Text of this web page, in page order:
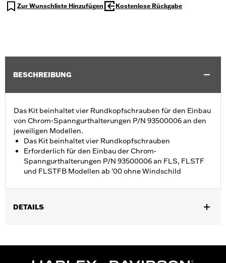
Zur Wunschliste Hinzufügen Kostenlose Rückgabe
BESCHREIBUNG
Das Kit beinhaltet vier Rundkopfschrauben für den Einbau
von Chrom-Spanngurthalterungen P/N 93500006 an den
jeweiligen Modellen.
Das Kit beinhaltet vier Rundkopfschrauben
Erforderlich für den Einbau der Chrom-
Spanngurthalterungen P/N 93500006 an FLS, FLSTF
und FLSTFB Modellen ab ’00 ohne Windschild
DETAILS